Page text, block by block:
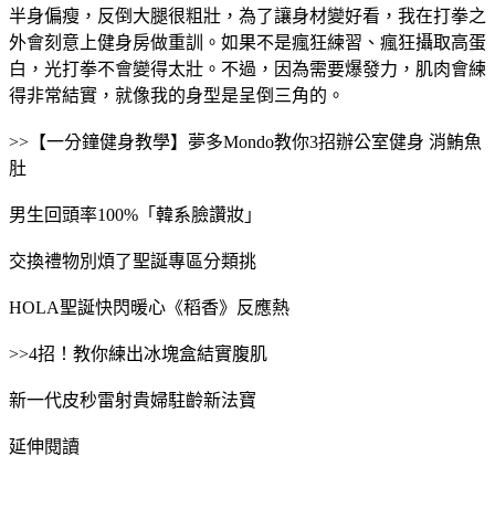
半身偏瘦，反倒大腿很粗壯，為了讓身材變好看，我在打拳之
外會刻意上健身房做重訓。如果不是瘋狂練習、瘋狂攝取高蛋
白，光打拳不會變得太壯。不過，因為需要爆發力，肌肉會練
得非常結實，就像我的身型是呈倒三角的。
>>【一分鐘健身教學】夢多Mondo教你3招辦公室健身 消鮪魚
肚
男生回頭率100%「韓系臉讚妝」
交換禮物別煩了聖誕專區分類挑
HOLA聖誕快閃暖心《稻香》反應熱
>>4招！教你練出冰塊盒結實腹肌
新一代皮秒雷射貴婦駐齡新法寶
延伸閱讀